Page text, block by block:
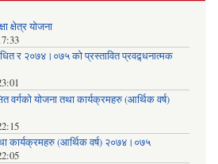
क्षेत्र योजना
र २०७४।०७५ को प्रस्तावित प्रवद्र्धनात्मक
वर्गको योजना तथा कार्यक्रमहरु (आर्थिक वर्ष)
कार्यक्रमहरु (आर्थिक वर्ष) २०७४।०७५